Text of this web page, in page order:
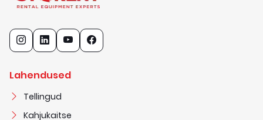
Lahendused
Tellingud
Kahjukaitse